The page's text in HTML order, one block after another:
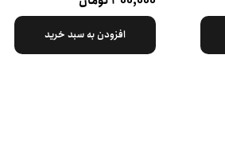
افزودن به سبد خرید